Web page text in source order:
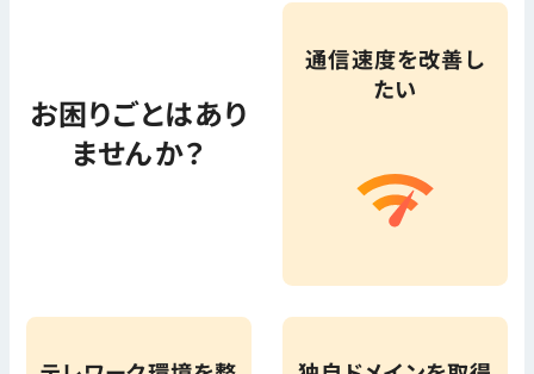
お困りごとはあり
ませんか？
通信速度を改善し
たい